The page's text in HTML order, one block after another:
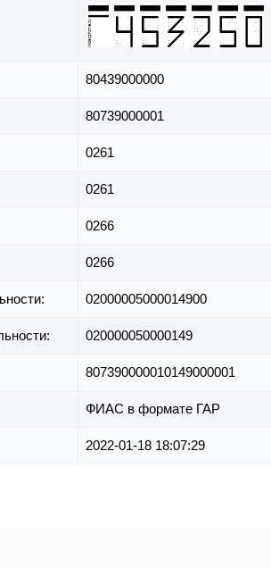
80439000000
80739000001
0261
0261
0266
0266
02000005000014900
020000050000149
807390000010149000001
ФИАС в формате ГАР
2022-01-18 18:07:29